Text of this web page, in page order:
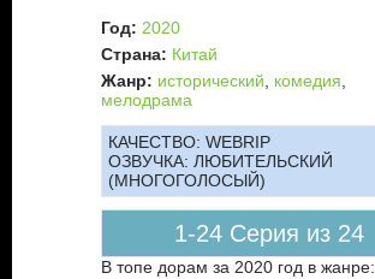
Год: 2020
Страна: Китай
Жанр: исторический комедия
мелодрама
КАЧЕСТВО: WEBRIP
ОЗВУЧКА: ЛЮБИТЕЛЬСКИЙ
(МНОГОГОЛОСЫЙ)
1-24 Серия из 24
В топе дорам за 2020 год в жанре: